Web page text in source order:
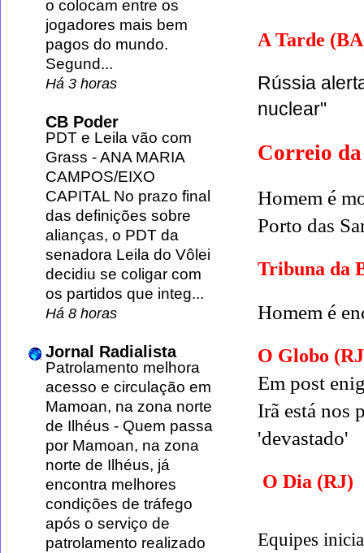
A Tarde
Rússia
nuclear"
Correio
Homem é
Porto das
Tribuna da
Homem é
O Globo (RJ
Em post
Irã está nos
'devastado'
O Dia (RJ)
Equipes
o colocam entre os
jogadores mais bem
pagos do mundo.
Segund...
Há 3 horas
CB Poder
PDT e Leila vão com
Grass -ANA MARIA
CAMPOS/EIXO
CAPITAL No prazo final
das definições sobre
alianças, o PDT da
senadora Leila do Vôlei
decidiu se coligar com
os partidos que integ...
Há 8 horas
Jornal Radialista
Patrolamento melhora
acesso e circulação em
Mamoan, na zona norte
de Ilhéus - Quem passa
por Mamoan, na zona
norte de Ilhéus, já
encontra melhores
condições de tráfego
após o serviço de
patrolamento realizado